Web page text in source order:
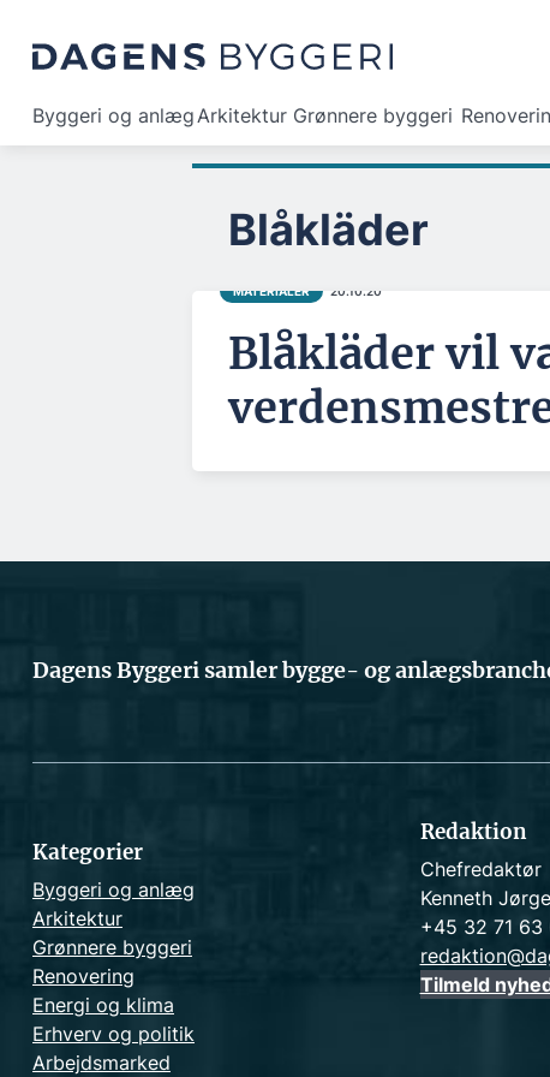
Byggeri og anlægArkitektur Grønnere byggeri
Blåkläder
MATERIALER 20.10.20
Blåkläder vil
Dagens Byggeri samler bygge- og
Kategorier
Byggeri og anlæg
Arkitektur
Grønnere byggeri
Renovering
Energi og klima
Erhverv og politik
Arbejdsmarked
Redaktion
Chefredaktør
Kenneth
+45 32 71 63
Tilmeld